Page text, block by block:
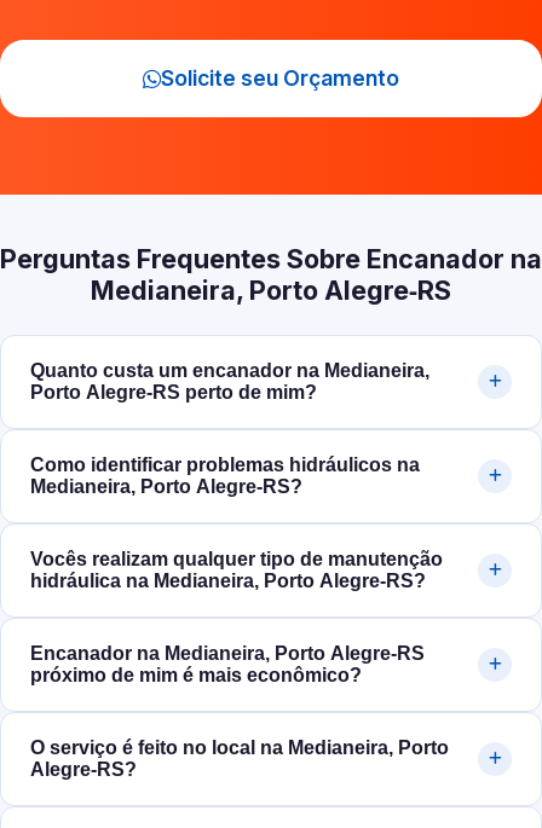
Solicite seu Orçamento
Perguntas Frequentes Sobre Encanador na
Medianeira, Porto Alegre‑RS
Quanto custa um encanador na Medianeira,
Porto Alegre‑RS perto de mim?
Como identificar problemas hidráulicos na
Medianeira, Porto Alegre‑RS?
Vocês realizam qualquer tipo de manutenção
hidráulica na Medianeira, Porto Alegre‑RS?
Encanador na Medianeira, Porto Alegre‑RS
próximo de mim é mais econômico?
O serviço é feito no local na Medianeira, Porto
Alegre‑RS?